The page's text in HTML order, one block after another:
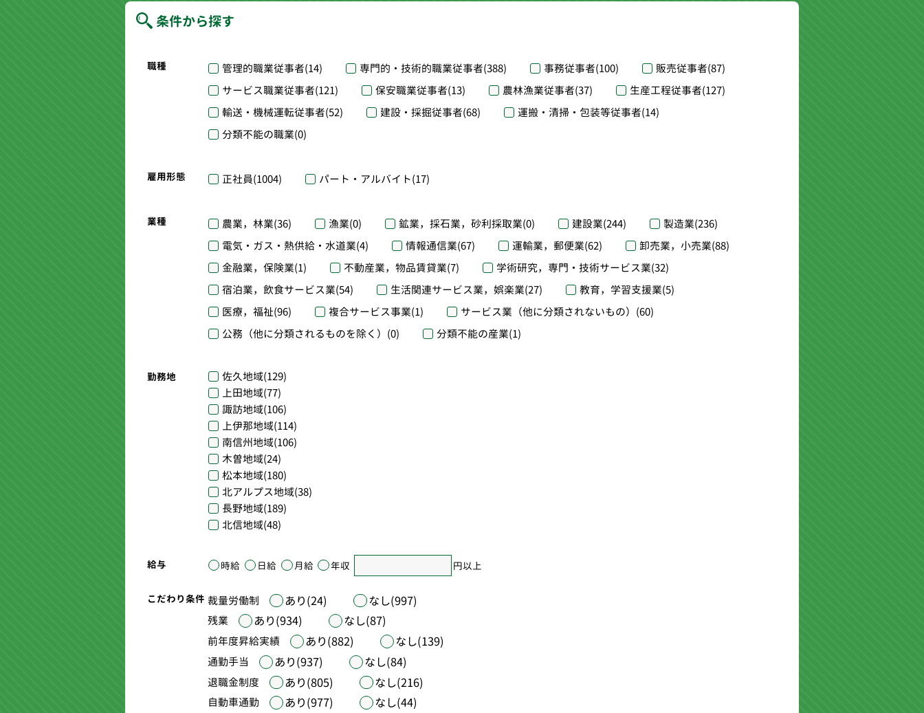
条件から探す
職種 管理的職業従事者(14) 専門的・技術的職業従事者(388) 事務従事者(100) 販売従事者(87)
サービス職業従事者(121) 保安職業従事者(13) 農林漁業従事者(37) 生産工程従事者(127)
輸送・機械運転従事者(52) 建設・採掘従事者(68) 運搬・清掃・包装等従事者(14)
分類不能の職業(0)
雇用形態 正社員(1004) パート・アルバイト(17)
業種 農業，林業(36) 漁業(0) 鉱業，採石業，砂利採取業(0) 建設業(244) 製造業(236)
電気・ガス・熱供給・水道業(4) 情報通信業(67) 運輸業，郵便業(62) 卸売業，小売業(88)
金融業，保険業(1) 不動産業，物品賃貸業(7) 学術研究，専門・技術サービス業(32)
宿泊業，飲食サービス業(54) 生活関連サービス業，娯楽業(27) 教育，学習支援業(5)
医療，福祉(96) 複合サービス事業(1) サービス業（他に分類されないもの） (60)
公務（他に分類されるものを除く） (0) 分類不能の産業(1)
勤務地 佐久地域(129)
上田地域(77)
諏訪地域(106)
上伊那地域(114)
南信州地域(106)
木曽地域(24)
松本地域(180)
北アルプス地域(38)
長野地域(189)
北信地域(48)
給与 時給 日給 月給 年収 円以上
こだわり条件 裁量労働制 あり(24) なし(997)
残業 あり(934) なし(87)
前年度昇給実績 あり(882) なし(139)
通勤手当 あり(937) なし(84)
退職金制度 あり(805) なし(216)
自動車通勤 あり(977) なし(44)